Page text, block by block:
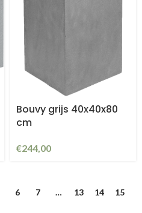
Bouvy grijs 40x40x80
cm
€244,00
6 7 … 13 14
15